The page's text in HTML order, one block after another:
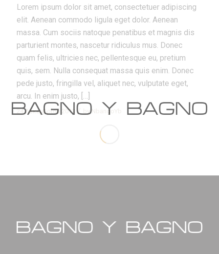
Lorem ipsum dolor sit amet, consectetuer adipiscing
elit. Aenean commodo ligula eget dolor. Aenean
massa. Cum sociis natoque penatibus et magnis dis
parturient montes, nascetur ridiculus mus. Donec
quam felis, ultricies nec, pellentesque eu, pretium
quis, sem. Nulla consequat massa quis enim. Donec
pede justo, fringilla vel, aliquet nec, vulputate eget,
arcu. In enim justo, […]
24 Δεκεμβρίου 2013 / byNbangoYb